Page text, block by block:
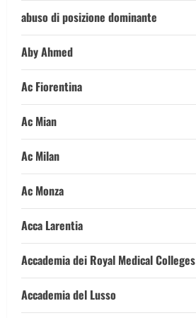
abuso di posizione dominante
Aby Ahmed
Ac Fiorentina
Ac Mian
Ac Milan
Ac Monza
Acca Larentia
Accademia dei Royal Medical Colleges
Accademia del Lusso